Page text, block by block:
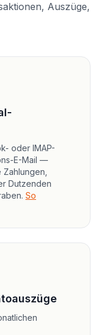
Auszüge,
oder IMAP-
E-Mail —
Dutzenden
So